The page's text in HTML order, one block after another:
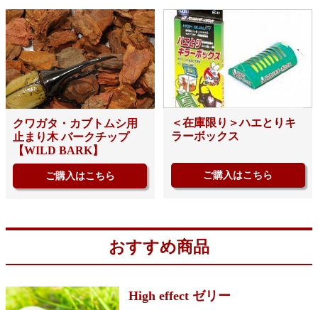
クワガタ・カブトムシ用
止まり木 バークチップ
【WILD BARK】
ご購入はこちら
＜在庫限り＞ハエとりキ
ラーボックス
ご購入はこちら
おすすめ商品
High effect ゼリー